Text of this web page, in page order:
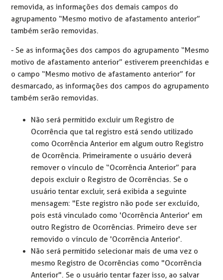
removida, as informações dos demais campos do
agrupamento “Mesmo motivo de afastamento anterior”
também serão removidas.
- Se as informações dos campos do agrupamento “Mesmo
motivo de afastamento anterior” estiverem preenchidas e
o campo “Mesmo motivo de afastamento anterior” for
desmarcado, as informações dos campos do agrupamento
também serão removidas.
Não será permitido excluir um Registro de
Ocorrência que tal registro está sendo utilizado
como Ocorrência Anterior em algum outro Registro
de Ocorrência. Primeiramente o usuário deverá
remover o vínculo de “Ocorrência Anterior” para
depois excluir o Registro de Ocorrências. Se o
usuário tentar excluir, será exibida a seguinte
mensagem: "Este registro não pode ser excluído,
pois está vinculado como 'Ocorrência Anterior' em
outro Registro de Ocorrências. Primeiro deve ser
removido o vínculo de 'Ocorrência Anterior'.
Não será permitido selecionar mais de uma vez o
mesmo Registro de Ocorrências como "Ocorrência
Anterior". Se o usuário tentar fazer isso, ao salvar